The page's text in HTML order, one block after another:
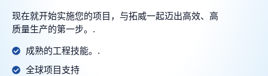
现在就开始实施您的项目，与拓威一起迈出高效、高
质量生产的第一步。.
成熟的工程技能。.
全球项目支持